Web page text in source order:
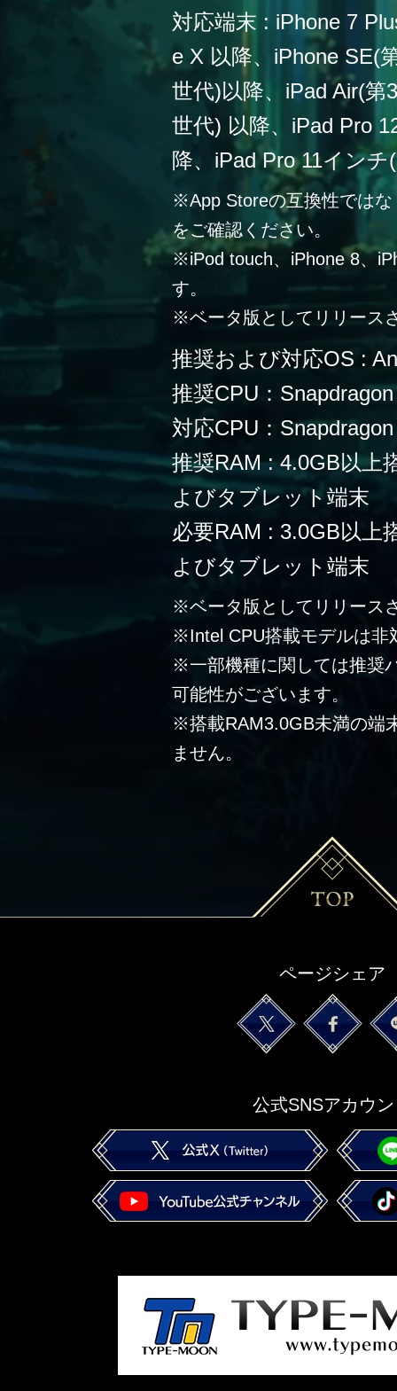
対応端末 : iPhone 7
e X 以降、iPhone SE(
世代)以降、iPad Air(第
世代) 以降、iPad Pro
降、iPad Pro 11イン
※App Storeの互換性では
をご確認ください。
※iPod touch、iPhone 8、
す。
※ベータ版としてリリース
推奨および対応OS :
推奨CPU：
対応CPU：
推奨RAM : 4.0GB以上
よびタブレット端末
必要RAM : 3.0GB以上
よびタブレット端末
※ベータ版としてリリース
※Intel CPU搭載モデルは非
※一部機種に関しては推奨
可能性がございます。
※搭載RAM3.0GB未満の端
ません。
ページシェア
公式SNSアカウ